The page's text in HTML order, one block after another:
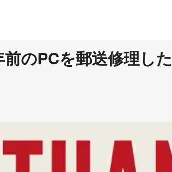
のPCを郵送修理し